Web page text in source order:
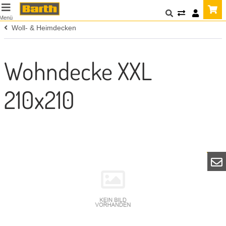
Woll- & Heimdecken
Wohndecke XXL
210x210